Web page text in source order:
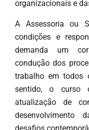
organizacionais e
A Assessoria ou
condições e
demanda um
condução dos
trabalho em todos
sentido, o curso
atualização de
desenvolvimento